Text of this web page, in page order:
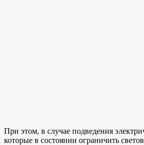
При этом, в случае подведения
которые в состоянии ограничить